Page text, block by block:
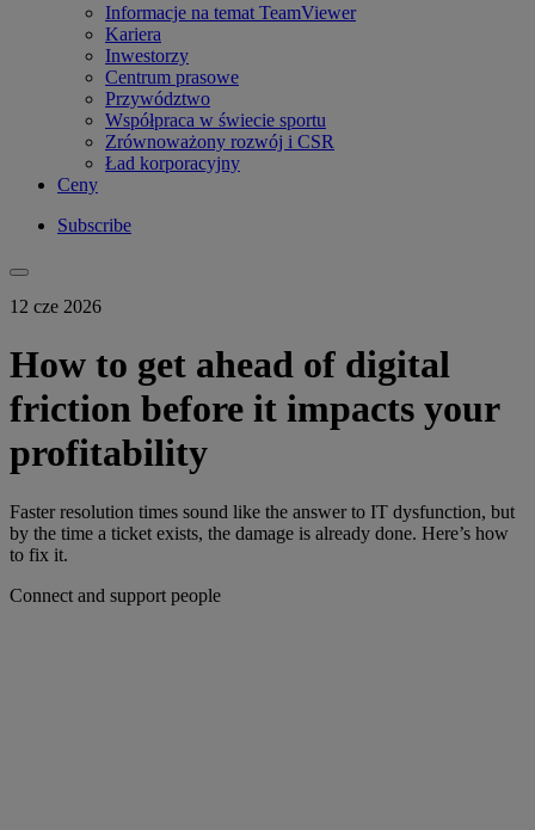
Informacje na temat TeamViewer
Kariera
Inwestorzy
Centrum prasowe
Przywództwo
Współpraca w świecie sportu
Zrównoważony rozwój i CSR
Ład korporacyjny
Ceny
Subscribe
12 cze 2026
How to get ahead of digital
friction before it impacts your
profitability
Faster resolution times sound like the answer to IT dysfunction, but
by the time a ticket exists, the damage is already done. Here’s how
to fix it.
Connect and support people